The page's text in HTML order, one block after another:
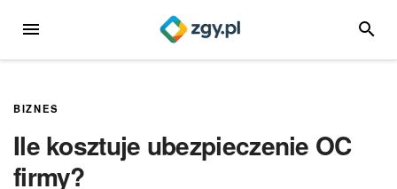
MENU
BIZNES
Ile kosztuje ubezpieczenie OC
firmy?